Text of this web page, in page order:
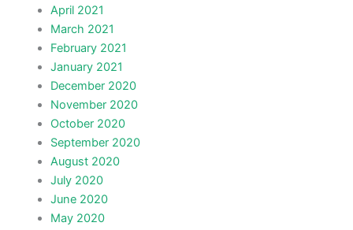
April 2021
March 2021
February 2021
January 2021
December 2020
November 2020
October 2020
September 2020
August 2020
July 2020
June 2020
May 2020